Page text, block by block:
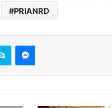
PRIANRD
Skype Messenger